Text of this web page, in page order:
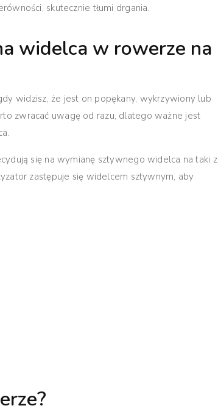
skutecznie tłumi drgania.
widelca w rowerze na
widzisz, że jest on popękany, wykrzywiony lub
zwracać uwagę od razu, dlatego ważne jest
się na wymianę sztywnego widelca na taki z
zastępuje się widelcem sztywnym, aby